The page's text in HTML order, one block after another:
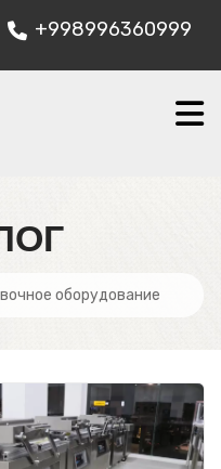
+998996360999
оборудование